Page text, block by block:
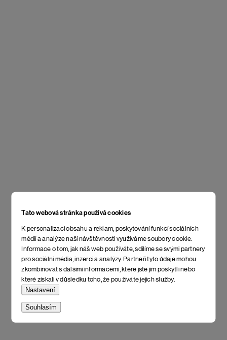
Tato webová stránka používá cookies
K personalizaci obsahu a reklam, poskytování funkcí sociálních
médií a analýze naší návštěvnosti využíváme soubory cookie.
Informace o tom, jak náš web používáte, sdílíme se svými partnery
pro sociální média, inzerci a analýzy. Partneři tyto údaje mohou
zkombinovat s dalšími informacemi, které jste jim poskytli nebo
které získali v důsledku toho, že používáte jejich služby.
Nastavení
Souhlasím